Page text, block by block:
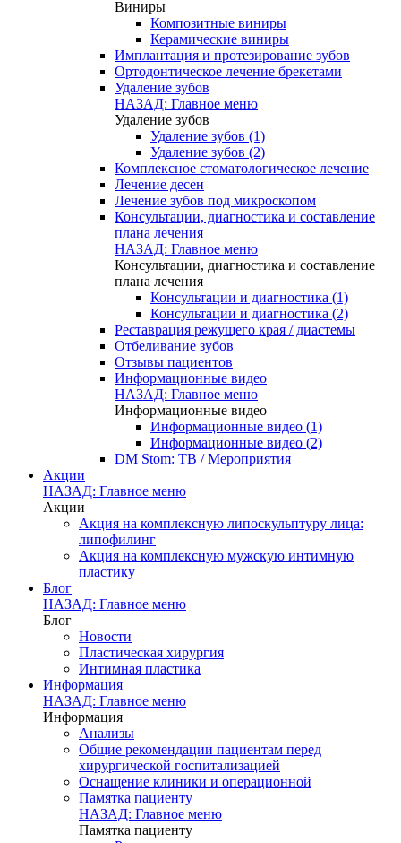
Виниры
Композитные виниры
Керамические виниры
Имплантация и протезирование зубов
Ортодонтическое лечение брекетами
Удаление зубов
НАЗАД: Главное меню
Удаление зубов
Удаление зубов (1)
Удаление зубов (2)
Комплексное стоматологическое лечение
Лечение десен
Лечение зубов под микроскопом
Консультации, диагностика и составление
плана лечения
НАЗАД: Главное меню
Консультации, диагностика и составление
плана лечения
Консультации и диагностика (1)
Консультации и диагностика (2)
Реставрация режущего края / диастемы
Отбеливание зубов
Отзывы пациентов
Информационные видео
НАЗАД: Главное меню
Информационные видео
Информационные видео (1)
Информационные видео (2)
DM Stom: ТВ / Мероприятия
Акции
НАЗАД: Главное меню
Акции
Акция на комплексную липоскульптуру лица:
липофилинг
Акция на комплексную мужскую интимную
пластику
Блог
НАЗАД: Главное меню
Блог
Новости
Пластическая хирургия
Интимная пластика
Информация
НАЗАД: Главное меню
Информация
Анализы
Общие рекомендации пациентам перед
хирургической госпитализацией
Оснащение клиники и операционной
Памятка пациенту
НАЗАД: Главное меню
Памятка пациенту